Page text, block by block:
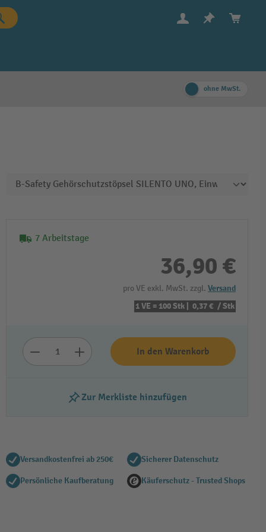
ohne MwSt.
7 Arbeitstage
36,90 €
pro VE exkl. MwSt. zzgl. Versand
1 VE = 100 Stk | 0,37 € / Stk
In den Warenkorb
Zur Merkliste hinzufügen
Versandkostenfrei ab 250€ Sicherer Datenschutz
Persönliche Kaufberatung Käuferschutz - Trusted Shops